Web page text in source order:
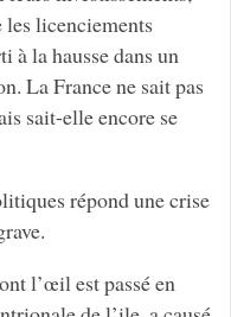
licenciements
à la hausse dans un
La France ne sait pas
sait-elle encore se
répond une crise
l’œil est passé en